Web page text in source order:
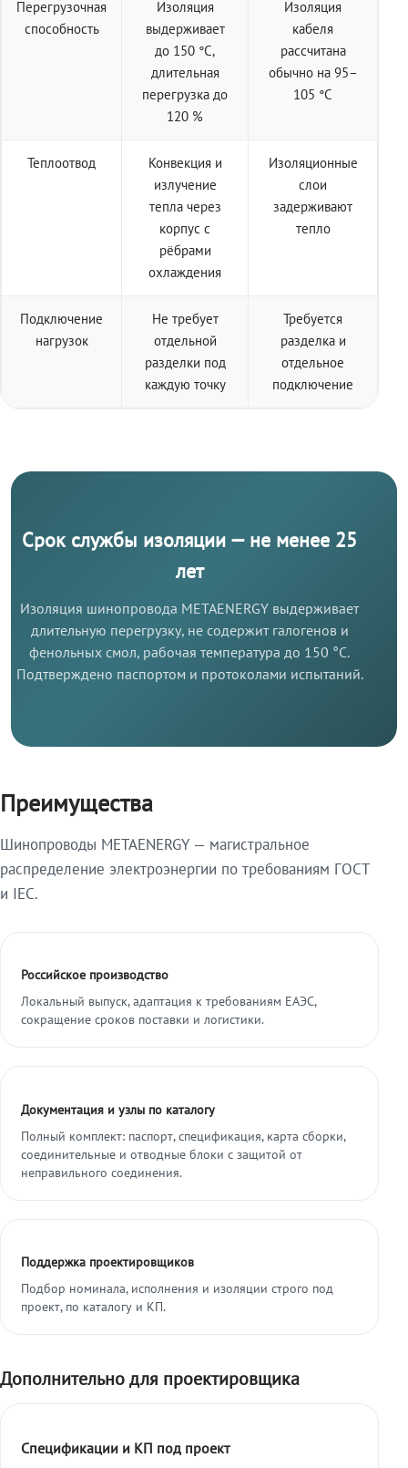
Перегрузочная
способность
Изоляция
выдерживает
до 150 °C,
длительная
перегрузка до
120 %
Изоляция
кабеля
рассчитана
обычно на 95–
105 °C
Теплоотвод
Конвекция и
излучение
тепла через
корпус с
рёбрами
охлаждения
Изоляционные
слои
задерживают
тепло
Подключение
нагрузок
Не требует
отдельной
разделки под
каждую точку
Требуется
разделка и
отдельное
подключение
Срок службы изоляции — не менее 25
лет
Изоляция шинопровода METAENERGY выдерживает
длительную перегрузку, не содержит галогенов и
фенольных смол, рабочая температура до 150 °C.
Подтверждено паспортом и протоколами испытаний.
Преимущества
Шинопроводы METAENERGY — магистральное
распределение электроэнергии по требованиям ГОСТ
и IEC.
Российское производство
Локальный выпуск, адаптация к требованиям ЕАЭС,
сокращение сроков поставки и логистики.
Документация и узлы по каталогу
Полный комплект: паспорт, спецификация, карта сборки,
соединительные и отводные блоки с защитой от
неправильного соединения.
Поддержка проектировщиков
Подбор номинала, исполнения и изоляции строго под
проект, по каталогу и КП.
Дополнительно для проектировщика
Спецификации и КП под проект